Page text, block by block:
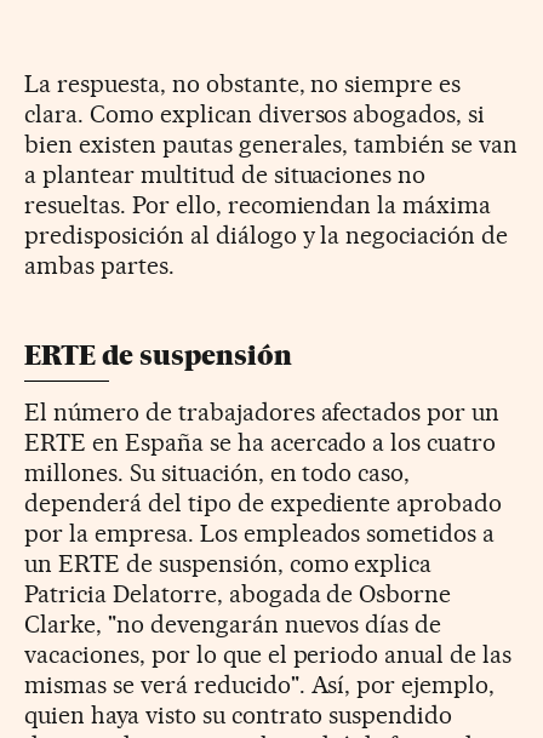
La respuesta, no obstante, no siempre es
clara. Como explican diversos abogados, si
bien existen pautas generales, también se van
a plantear multitud de situaciones no
resueltas. Por ello, recomiendan la máxima
predisposición al diálogo y la negociación de
ambas partes.
ERTE de suspensión
El número de trabajadores afectados por un
ERTE en España se ha acercado a los cuatro
millones. Su situación, en todo caso,
dependerá del tipo de expediente aprobado
por la empresa. Los empleados sometidos a
un ERTE de suspensión, como explica
Patricia Delatorre, abogada de Osborne
Clarke, "no devengarán nuevos días de
vacaciones, por lo que el periodo anual de las
mismas se verá reducido". Así, por ejemplo,
quien haya visto su contrato suspendido